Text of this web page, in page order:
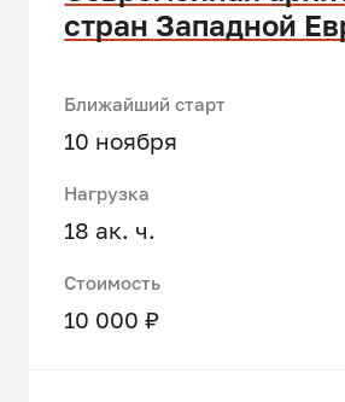
стран Западной
Ближайший старт
10 ноября
Нагрузка
18 ак. ч.
Стоимость
10 000 ₽